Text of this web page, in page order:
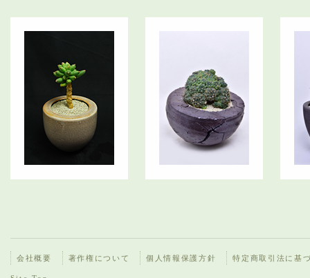
会社概要 著作権について 個人情報保護方針 特定商取引法に基